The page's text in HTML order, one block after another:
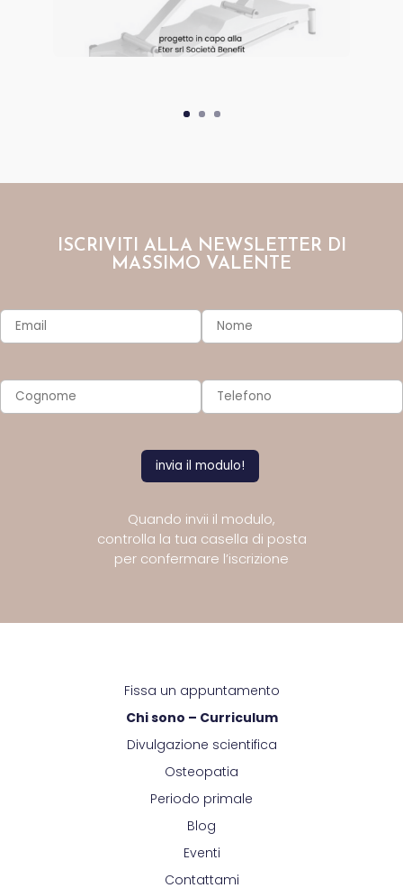
ISCRIVITI ALLA NEWSLETTER DI
MASSIMO VALENTE
Quando invii il modulo,
controlla la tua casella di posta
per confermare l’iscrizione
Fissa un appuntamento
Chi sono – Curriculum
Divulgazione scientifica
Osteopatia
Periodo primale
Blog
Eventi
Contattami